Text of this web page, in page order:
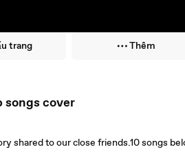
trang Thêm
songs cover
shared to our close friends.10 songs